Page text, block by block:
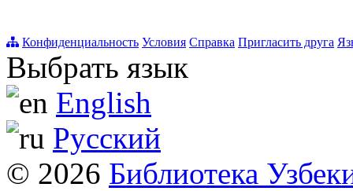
Конфиденциальность Условия Справка Пригласить друга
Выбрать язык
English
Русский
© 2026 Библиотека